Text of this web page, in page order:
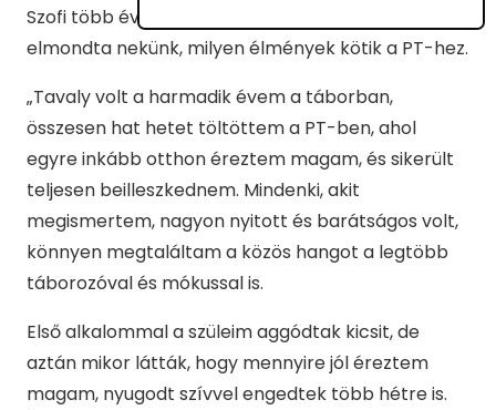
Szofi több éve jár a
elmondta nekünk, milyen élmények kötik a PT-hez.
„Tavaly volt a harmadik évem a táborban,
összesen hat hetet töltöttem a PT-ben, ahol
egyre inkább otthon éreztem magam, és sikerült
teljesen beilleszkednem. Mindenki, akit
megismertem, nagyon nyitott és barátságos volt,
könnyen megtaláltam a közös hangot a legtöbb
táborozóval és mókussal is.
Első alkalommal a szüleim aggódtak kicsit, de
aztán mikor látták, hogy mennyire jól éreztem
magam, nyugodt szívvel engedtek több hétre is.